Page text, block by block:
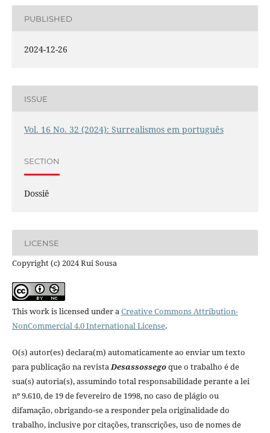
PUBLISHED
2024-12-26
ISSUE
Vol. 16 No. 32 (2024): Surrealismos em português
SECTION
Dossiê
LICENSE
Copyright (c) 2024 Rui Sousa
This work is licensed under aCreative Commons Attribution-
NonCommercial 4.0 International License.
O(s) autor(es) declara(m) automaticamente ao enviar um texto
para publicação na revistaDesassossegoque o trabalho é de
sua(s) autoria(s), assumindo total responsabilidade perante a lei
nº 9.610, de 19 de fevereiro de 1998, no caso de plágio ou
difamação, obrigando-se a responder pela originalidade do
trabalho, inclusive por citações, transcrições, uso de nomes de